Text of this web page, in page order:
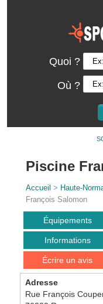
Quoi ?
Où ?
Piscine
Accueil > Haute-
François Salomon
Équipements
Informations
Écrire un avis
Adresse
Rue François